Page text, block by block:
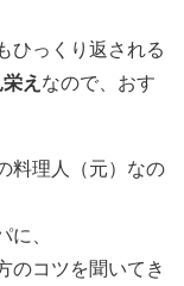
ひっくり返される
え なので、おす
料理人（元）なの
、
のコツを聞いてき